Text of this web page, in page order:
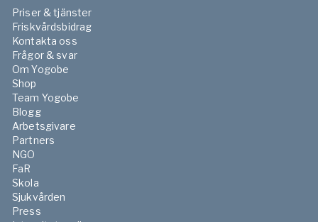
Priser & tjänster
Friskvårdsbidrag
Kontakta oss
Frågor & svar
Om Yogobe
Shop
Team Yogobe
Blogg
Arbetsgivare
Partners
NGO
FaR
Skola
Sjukvården
Press